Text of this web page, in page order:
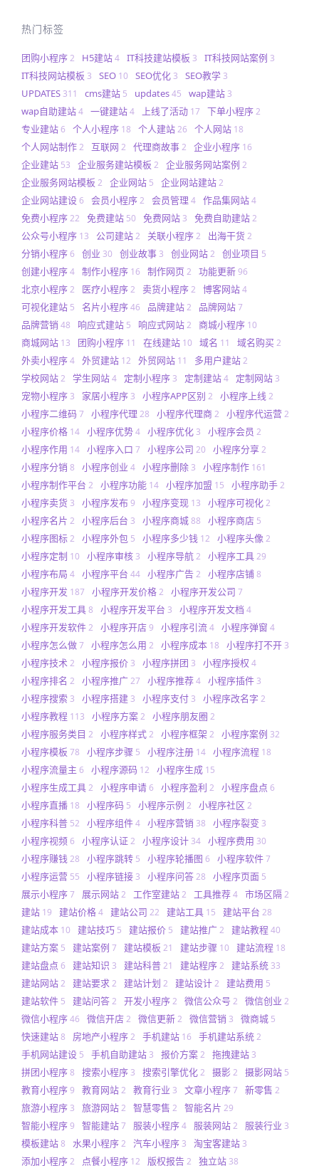
热门标签
团购小程序2 H5建站4 IT科技建站模板 3 IT科技网站案例 3
IT科技网站模板 3 SEO 10 SEO优化 3 SEO教学 3
UPDATES 311 cms建站 5 updates45 wap建站 3
wap自助建站4 一键建站4 上线了活动 17 下单小程序2
专业建站6 个人小程序 18 个人建站26 个人网站 18
个人网站制作2 互联网 2 代理商故事2 企业小程序 16
企业建站 53 企业服务建站模板 2 企业服务网站案例 2
企业服务网站模板 2 企业网站 5 企业网站建站2
企业网站建设6 会员小程序2 会员管理 4 作品集网站4
免费小程序22 免费建站 50 免费网站 3 免费自助建站2
公众号小程序 13 公司建站2 关联小程序2 出海干货2
分销小程序6 创业 30 创业故事 3 创业网站2 创业项目 5
创建小程序4 制作小程序 16 制作网页 2 功能更新96
北京小程序2 医疗小程序2 卖货小程序2 博客网站4
可视化建站 5 名片小程序46 品牌建站2 品牌网站7
品牌营销 48 响应式建站 5 响应式网站2 商城小程序 10
商城网站 13 团购小程序 11 在线建站 10 域名 11 域名购买2
外卖小程序4 外贸建站 12 外贸网站 11 多用户建站2
学校网站2 学生网站4 定制小程序 3 定制建站4 定制网站 3
宠物小程序 3 家居小程序 3 小程序APP区别 2 小程序上线 2
小程序二维码7 小程序代理 28 小程序代理商2 小程序代运营2
小程序价格 14 小程序优势4 小程序优化 3 小程序会员 2
小程序作用 14 小程序入口 7 小程序公司 20 小程序分享2
小程序分销 8 小程序创业 4 小程序删除 3 小程序制作 161
小程序制作平台 2 小程序功能 14 小程序加盟 15 小程序助手2
小程序卖货 3 小程序发布9 小程序变现 13 小程序可视化2
小程序名片 2 小程序后台 3 小程序商城88 小程序商店 5
小程序图标2 小程序外包 5 小程序多少钱 12 小程序头像 2
小程序定制 10 小程序审核 3 小程序导航2 小程序工具29
小程序布局 4 小程序平台 44 小程序广告2 小程序店铺8
小程序开发 187 小程序开发价格2 小程序开发公司 7
小程序开发工具8 小程序开发平台 3 小程序开发文档 4
小程序开发软件2 小程序开店9 小程序引流4 小程序弹窗 4
小程序怎么做7 小程序怎么用 2 小程序成本 18 小程序打不开 3
小程序技术2 小程序报价 3 小程序拼团 3 小程序授权 4
小程序排名 2 小程序推广27 小程序推荐4 小程序插件 3
小程序搜索 3 小程序搭建 3 小程序支付 3 小程序改名字 2
小程序教程 113 小程序方案2 小程序朋友圈 2
小程序服务类目 2 小程序样式2 小程序框架 2 小程序案例 32
小程序模板 78 小程序步骤 5 小程序注册 14 小程序流程 18
小程序流量主 6 小程序源码 12 小程序生成 15
小程序生成工具2 小程序申请6 小程序盈利 2 小程序盘点 6
小程序直播 18 小程序码 5 小程序示例 2 小程序社区 2
小程序科普 52 小程序组件4 小程序营销 38 小程序裂变 3
小程序视频6 小程序认证2 小程序设计 34 小程序费用 30
小程序赚钱28 小程序跳转 5 小程序轮播图 6 小程序软件7
小程序运营 55 小程序链接 3 小程序问答28 小程序页面 5
展示小程序7 展示网站2 工作室建站2 工具推荐4 市场区隔2
建站 19 建站价格4 建站公司 22 建站工具 15 建站平台 28
建站成本 10 建站技巧 5 建站报价 5 建站推广2 建站教程40
建站方案 5 建站案例 7 建站模板 21 建站步骤 10 建站流程 18
建站盘点 6 建站知识 3 建站科普21 建站程序2 建站系统 33
建站网站2 建站要求2 建站计划 2 建站设计2 建站费用 5
建站软件 5 建站问答2 开发小程序2 微信公众号 2 微信创业 2
微信小程序46 微信开店2 微信更新2 微信营销 3 微商城 5
快速建站8 房地产小程序2 手机建站 16 手机建站系统2
手机网站建设 5 手机自助建站 3 报价方案2 拖拽建站 3
拼团小程序8 搜索小程序 3 搜索引擎优化2 摄影2 摄影网站 5
教育小程序9 教育网站2 教育行业 3 文章小程序7 新零售 2
旅游小程序 3 旅游网站2 智慧零售 2 智能名片 29
智能小程序9 智能建站7 服装小程序4 服装网站2 服装行业 3
模板建站8 水果小程序2 汽车小程序 3 淘宝客建站 3
添加小程序2 点餐小程序 12 版权报告2 独立站 38